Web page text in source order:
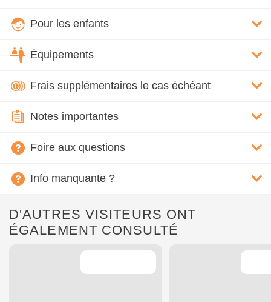
Pour les enfants
Équipements
Frais supplémentaires le cas échéant
Notes importantes
Foire aux questions
Info manquante ?
D'AUTRES VISITEURS ONT
ÉGALEMENT CONSULTÉ